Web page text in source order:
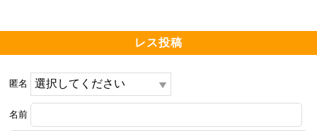
レス投稿
匿名
名前